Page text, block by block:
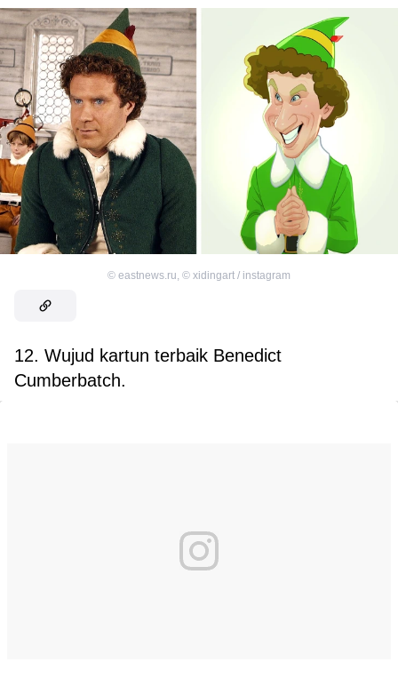
© eastnews.ru © xidingart / instagram
12. Wujud kartun terbaik Benedict
Cumberbatch.